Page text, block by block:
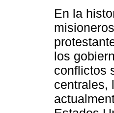
En la
los
conflictos
centrales,